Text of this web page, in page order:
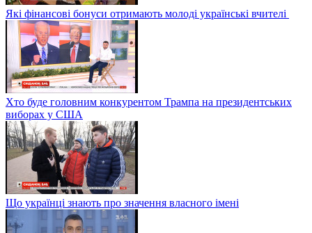
Які фінансові бонуси отримають молоді українські вчителі
Хто буде головним конкурентом Трампа на президентських
виборах у США
Що українці знають про значення власного імені